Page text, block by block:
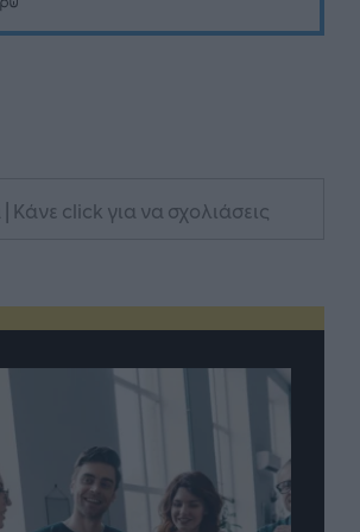
| Κάνε click για να σχολιάσεις